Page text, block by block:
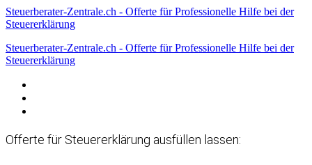
Steuerberater-Zentrale.ch - Offerte für Professionelle Hilfe bei der
Steuererklärung
Steuerberater-Zentrale.ch - Offerte für Professionelle Hilfe bei der
Steuererklärung
Offerte für Steuererklärung ausfüllen lassen: